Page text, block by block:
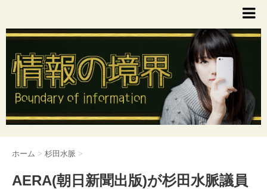
ホーム > 杉田水脈 >
AERA(朝日新聞出版)が杉田水脈議員